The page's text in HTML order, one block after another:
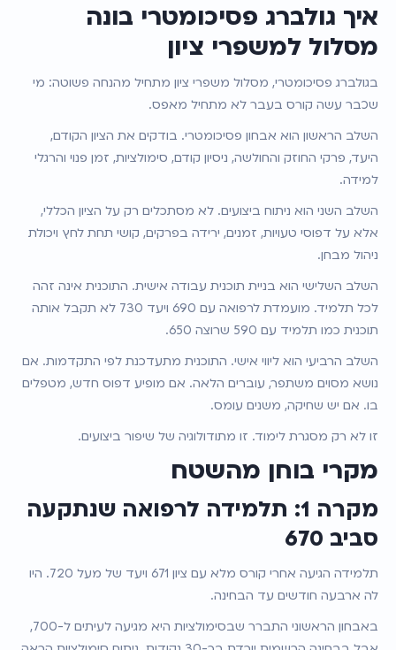
איך גולברג פסיכומטרי בונה
מסלול למשפרי ציון
בגולברג פסיכומטרי, מסלול משפרי ציון מתחיל מהנחה פשוטה: מי
שכבר עשה קורס בעבר לא מתחיל מאפס.
השלב הראשון הוא אבחון פסיכומטרי. בודקים את הציון הקודם,
היעד, פרקי החוזק והחולשה, ניסיון קודם, סימולציות, זמן פנוי והרגלי
למידה.
השלב השני הוא ניתוח ביצועים. לא מסתכלים רק על הציון הכללי,
אלא על דפוסי טעויות, זמנים, ירידה בפרקים, קושי תחת לחץ ויכולת
ניהול מבחן.
השלב השלישי הוא בניית תוכנית עבודה אישית. התוכנית אינה זהה
לכל תלמיד. מועמדת לרפואה עם 690 ויעד 730 לא תקבל אותה
תוכנית כמו תלמיד עם 590 שרוצה 650.
השלב הרביעי הוא ליווי אישי. התוכנית מתעדכנת לפי התקדמות. אם
נושא מסוים משתפר, עוברים הלאה. אם מופיע דפוס חדש, מטפלים
בו. אם יש שחיקה, משנים עומס.
זו לא רק מסגרת לימוד. זו מתודולוגיה של שיפור ביצועים.
מקרי בוחן מהשטח
מקרה 1: תלמידה לרפואה שנתקעה
סביב 670
תלמידה הגיעה אחרי קורס מלא עם ציון 671 ויעד של מעל 720. היו
לה ארבעה חודשים עד הבחינה.
באבחון הראשוני התברר שבסימולציות היא מגיעה לעיתים ל-700,